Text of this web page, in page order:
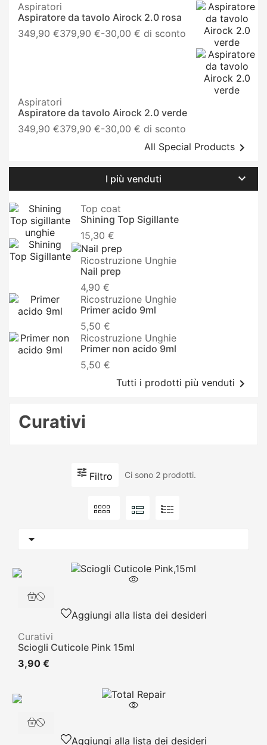
Aspiratori
Aspiratore da tavolo Airock 2.0 rosa
349,90 €379,90 €Prezzo
-30,00 € di sconto
Aspiratori
Aspiratore da tavolo Airock 2.0 verde
349,90 €379,90 €Prezzo
-30,00 € di sconto
All Special Products 
I più venduti 
Top coat
Shining Top Sigillante
15,30 €
Ricostruzione Unghie
Nail prep
4,90 €
Ricostruzione Unghie
Primer acido 9ml
5,50 €
Ricostruzione Unghie
Primer non acido 9ml
5,50 €
Tutti i prodotti più venduti 
Curativi
Filtro Ci sono 2 prodotti.

Aggiungi alla lista dei desideri
Curativi
Sciogli Cuticole Pink 15ml
3,90 €
Aggiungi alla lista dei desideri